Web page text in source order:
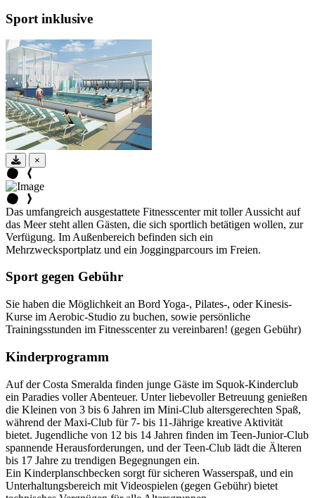
Sport inklusive
×
Das umfangreich ausgestattete Fitnesscenter mit toller Aussicht auf
das Meer steht allen Gästen, die sich sportlich betätigen wollen, zur
Verfügung. Im Außenbereich befinden sich ein
Mehrzwecksportplatz und ein Joggingparcours im Freien.
Sport gegen Gebühr
Sie haben die Möglichkeit an Bord Yoga-, Pilates-, oder Kinesis-
Kurse im Aerobic-Studio zu buchen, sowie persönliche
Trainingsstunden im Fitnesscenter zu vereinbaren! (gegen Gebühr)
Kinderprogramm
Auf der Costa Smeralda finden junge Gäste im Squok-Kinderclub
ein Paradies voller Abenteuer. Unter liebevoller Betreuung genießen
die Kleinen von 3 bis 6 Jahren im Mini-Club altersgerechten Spaß,
während der Maxi-Club für 7- bis 11-Jährige kreative Aktivität
bietet. Jugendliche von 12 bis 14 Jahren finden im Teen-Junior-Club
spannende Herausforderungen, und der Teen-Club lädt die Älteren
bis 17 Jahre zu trendigen Begegnungen ein.
Ein Kinderplanschbecken sorgt für sicheren Wasserspaß, und ein
Unterhaltungsbereich mit Videospielen (gegen Gebühr) bietet